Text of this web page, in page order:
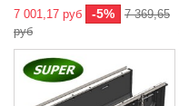
7 001,17 руб -5%
7 369,65
руб